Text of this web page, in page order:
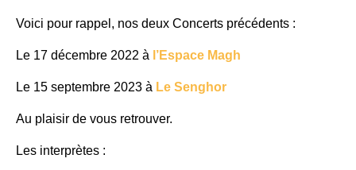
Voici pour rappel, nos deux Concerts précédents :
Le 17 décembre 2022 à l’Espace Magh
Le 15 septembre 2023 à Le Senghor
Au plaisir de vous retrouver.
Les interprètes :